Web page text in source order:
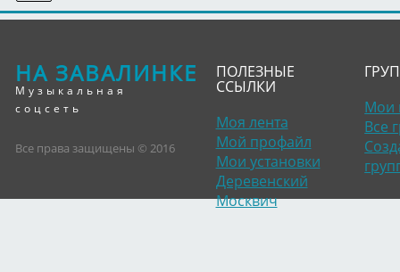
НА ЗАВАЛИНКЕ
Музыкальная
соцсеть
Все права защищены © 2016
ПОЛЕЗНЫЕ
ССЫЛКИ
Моя лента
Мой профайл
Мои установки
Деревенский
Москвич
Мои
Все